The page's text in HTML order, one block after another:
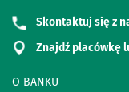
O BANKU
Skontaktuj się z
Znajdź placówkę